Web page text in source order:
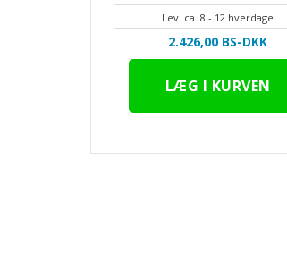
Lev. ca. 8 - 12 hverdage
2.426,00 BS-DKK